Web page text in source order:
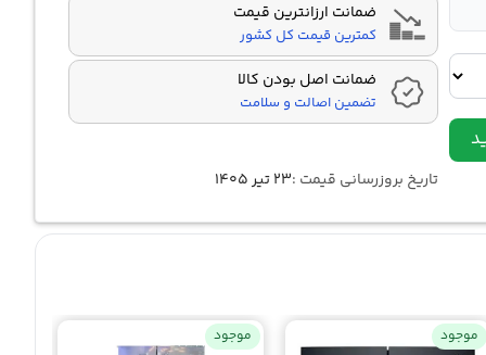
ضمانت ارزانترین قیمت
کمترین قیمت کل کشور
ضمانت اصل بودن کالا
تضمین اصالت و سلامت
تاریخ بروزرسانی قیمت :۲۳ تیر ۱۴۰۵
موجود موجود